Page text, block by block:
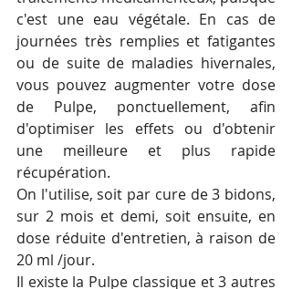
c'est une eau végétale. En cas de
journées très remplies et fatigantes
ou de suite de maladies hivernales,
vous pouvez augmenter votre dose
de Pulpe, ponctuellement, afin
d'optimiser les effets ou d'obtenir
une meilleure et plus rapide
récupération.
On l'utilise, soit par cure de 3 bidons,
sur 2 mois et demi, soit ensuite, en
dose réduite d'entretien, à raison de
20 ml /jour.
Il existe la Pulpe classique et 3 autres